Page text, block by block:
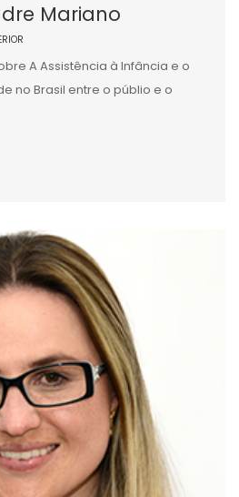
Mariano
A Assistência à Infância e o
no Brasil entre o públio e o